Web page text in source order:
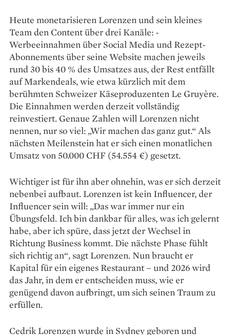
Heute monetarisieren Lorenzen und sein kleines
Team den Content über drei Kanäle: ­
Werbeeinnahmen über Social Media und Rezept-
Abonnements über seine Website machen jeweils
rund 30 bis 40 % des Umsatzes aus, der Rest entfällt
auf Markendeals, wie etwa kürzlich mit dem
berühmten Schweizer Käse­produzenten Le Gruyère.
Die Einnahmen werden derzeit vollständig
reinvestiert. Genaue Zahlen will Lorenzen nicht
nennen, nur so viel: „Wir machen das ganz gut.“ Als
nächsten Meilenstein hat er sich einen monatlichen
Umsatz von 50.000 CHF (54.554 €) gesetzt.
Wichtiger ist für ihn aber ohnehin, was er sich ­derzeit
nebenbei aufbaut. Lorenzen ist kein ­Influencer, der
Influencer sein will: „Das war immer nur ein
Übungsfeld. Ich bin dankbar für alles, was ich ­gelernt
habe, aber ich spüre, dass jetzt der Wechsel in
Richtung Business kommt. Die nächste Phase fühlt
sich richtig an“, sagt Lorenzen. Nun braucht er
Kapital für ein eigenes Restaurant – und 2026 wird
das Jahr, in dem er entscheiden muss, wie er
genügend davon aufbringt, um sich seinen Traum zu
erfüllen.
Cedrik Lorenzen wurde in Sydney geboren und